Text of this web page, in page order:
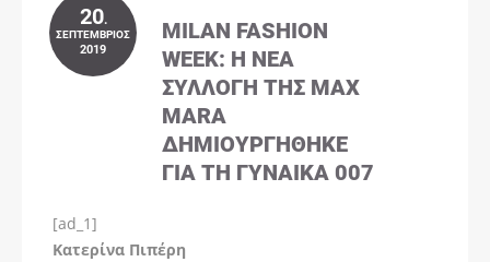
20.
ΣΕΠΤΈΜΒΡΙΟΣ
2019
MILAN FASHION
WEEK: Η ΝΈΑ
ΣΥΛΛΟΓΉ ΤΗΣ MAX
MARA
ΔΗΜΙΟΥΡΓΉΘΗΚΕ
ΓΙΑ ΤΗ ΓΥΝΑΊΚΑ 007
[ad_1]
Kατερίνα Πιπέρη